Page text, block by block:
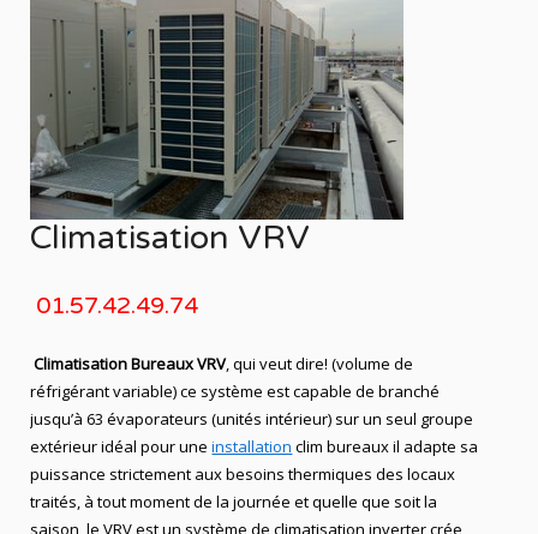
Climatisation VRV
01.57.42.49.74
Climatisation Bureaux VRV, qui veut dire! (volume de
réfrigérant variable) ce système est capable de branché
jusqu’à 63 évaporateurs (unités intérieur) sur un seul groupe
extérieur idéal pour uneinstallation clim bureauxil adapte sa
puissance strictement aux besoins thermiques des locaux
traités, à tout moment de la journée et quelle que soit la
saison, leVRVest un système declimatisationinverter crée